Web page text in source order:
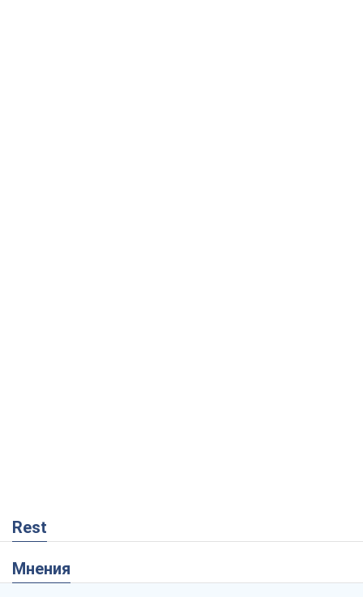
Rest
Мнения